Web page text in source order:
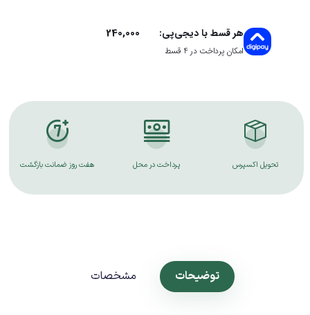
هر قسط با دیجی‌پی: 240,000
امکان پرداخت در 4 قسط
تحویل اکسپرس پرداخت در محل هفت روز ضمانت بازگشت
توضیحات مشخصات